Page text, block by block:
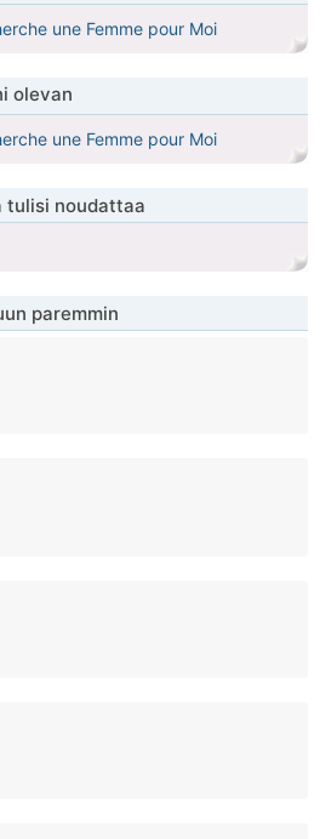
une Femme pour Moi
olevan
une Femme pour Moi
tulisi noudattaa
paremmin